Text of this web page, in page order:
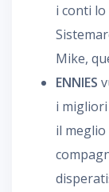
i conti
Mike,
ENNIES
i
il